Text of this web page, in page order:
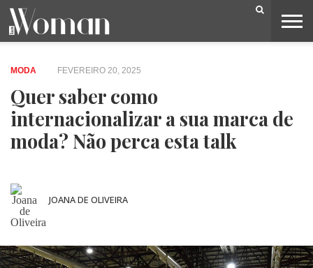
BELEZA
CAPA
LIFESTYLE
MODA
OPINIÃO
PESSOAS
SOCIEDADE
VIDEOS
MODA FEVEREIRO 20, 2025
Quer saber como
internacionalizar a sua marca de
moda? Não perca esta talk
JOANA DE OLIVEIRA